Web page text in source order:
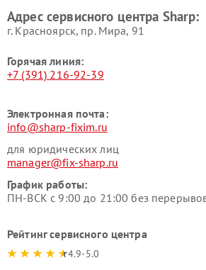
Адрес сервисного центра Sharp:
г. Красноярск, ​пр. Мира, 91
Горячая линия:
+7 (391) 216-92-39
Электронная почта:
info@sharp-fixim.ru
для юридических лиц
manager@fix-sharp.ru
График работы:
ПН-ВСК с 9:00 до 21:00 без
Рейтинг сервисного центра
4.9-5.0